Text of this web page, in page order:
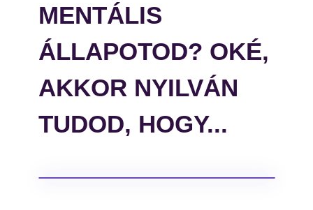
MENTÁLIS
ÁLLAPOTOD? OKÉ,
AKKOR NYILVÁN
TUDOD, HOGY...